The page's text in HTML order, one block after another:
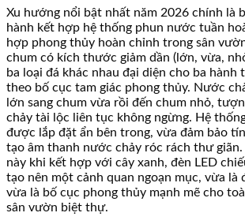
Xu hướng nổi bật nhất năm 2026 chính là
hành kết hợp hệ thống phun nước tuần
hợp phong thủy hoàn chỉnh trong sân
chum có kích thước giảm dần (lớn, vừa,
ba loại đá khác nhau đại diện cho ba hành
theo bố cục tam giác phong thủy. Nước
lớn sang chum vừa rồi đến chum nhỏ,
chảy tài lộc liên tục không ngừng. Hệ
được lắp đặt ẩn bên trong, vừa đảm bảo
tạo âm thanh nước chảy róc rách thư giãn.
này khi kết hợp với cây xanh, đèn LED
tạo nên một cảnh quan ngoạn mục, vừa là
vừa là bố cục phong thủy mạnh mẽ cho
sân vườn biệt thự.